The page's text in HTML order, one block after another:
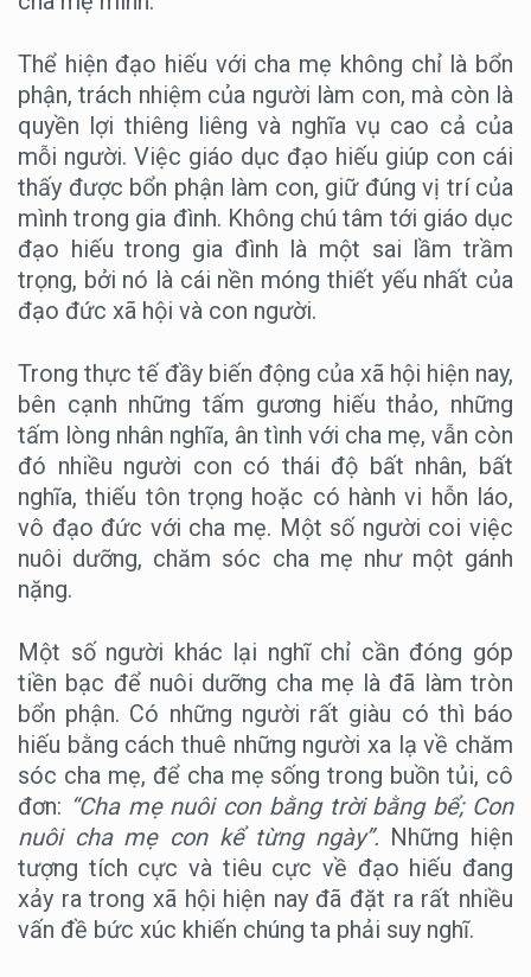
Thể hiện đạo hiếu với cha mẹ không chỉ là bổn
phận, trách nhiệm của người làm con, mà còn là
quyền lợi thiêng liêng và nghĩa vụ cao cả của
mỗi người. Việc giáo dục đạo hiếu giúp con cái
thấy được bổn phận làm con, giữ đúng vị trí của
mình trong gia đình. Không chú tâm tới giáo dục
đạo hiếu trong gia đình là một sai lầm trầm
trọng, bởi nó là cái nền móng thiết yếu nhất của
đạo đức xã hội và con người.
Trong thực tế đầy biến động của xã hội hiện nay,
bên cạnh những tấm gương hiếu thảo, những
tấm lòng nhân nghĩa, ân tình với cha mẹ, vẫn còn
đó nhiều người con có thái độ bất nhân, bất
nghĩa, thiếu tôn trọng hoặc có hành vi hỗn láo,
vô đạo đức với cha mẹ. Một số người coi việc
nuôi dưỡng, chăm sóc cha mẹ như một gánh
nặng.
Một số người khác lại nghĩ chỉ cần đóng góp
tiền bạc để nuôi dưỡng cha mẹ là đã làm tròn
bổn phận. Có những người rất giàu có thì báo
hiếu bằng cách thuê những người xa lạ về chăm
sóc cha mẹ, để cha mẹ sống trong buồn tủi, cô
đơn: “Cha mẹ nuôi con bằng trời bằng bể; Con
nuôi cha mẹ con kể từng ngày”. Những hiện
tượng tích cực và tiêu cực về đạo hiếu đang
xảy ra trong xã hội hiện nay đã đặt ra rất nhiều
vấn đề bức xúc khiến chúng ta phải suy nghĩ.